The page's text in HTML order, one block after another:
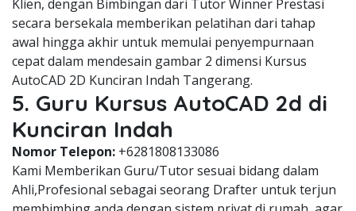
Klien, dengan Bimbingan dari Tutor Winner Prestasi
secara bersekala memberikan pelatihan dari tahap
awal hingga akhir untuk memulai penyempurnaan
cepat dalam mendesain gambar 2 dimensi Kursus
AutoCAD 2D Kunciran Indah Tangerang.
5. Guru Kursus AutoCAD 2d di
Kunciran Indah
Nomor Telepon: +6281808133086
Kami Memberikan Guru/Tutor sesuai bidang dalam
Ahli,Profesional sebagai seorang Drafter untuk terjun